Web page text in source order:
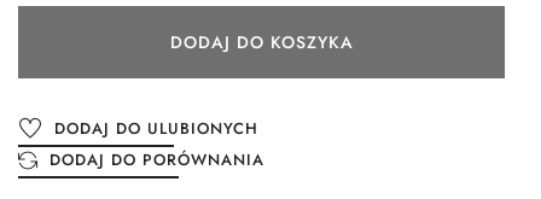
DODAJ DO KOSZYKA
DODAJ DO ULUBIONYCH
DODAJ DO PORÓWNANIA